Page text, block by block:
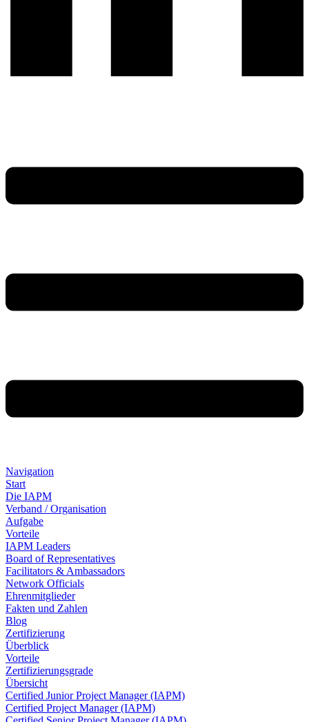
Navigation
Start
Die IAPM
Verband / Organisation
Aufgabe
Vorteile
IAPM Leaders
Board of Representatives
Facilitators & Ambassadors
Network Officials
Ehrenmitglieder
Fakten und Zahlen
Blog
Zertifizierung
Überblick
Vorteile
Zertifizierungsgrade
Übersicht
Certified Junior Project Manager (IAPM)
Certified Project Manager (IAPM)